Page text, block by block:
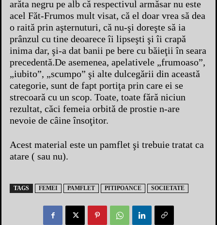
arăta negru pe alb că respectivul armăsar nu este
acel Făt-Frumos mult visat, că el doar vrea să dea
o raită prin aşternuturi, că nu-şi doreşte să ia
prânzul cu tine deoarece îi lipseşti şi îi crapă
inima dar, şi-a dat banii pe bere cu băieţii în seara
precedentă.De asemenea, apelativele „frumoaso”,
„iubito”, „scumpo” şi alte dulcegării din această
categorie, sunt de fapt portiţa prin care ei se
strecoară cu un scop. Toate, toate fără niciun
rezultat, căci femeia orbită de prostie n-are
nevoie de câine însoţitor.
Acest material este un pamflet şi trebuie tratat ca
atare ( sau nu).
TAGS FEMEI PAMFLET PITIPOANCE SOCIETATE